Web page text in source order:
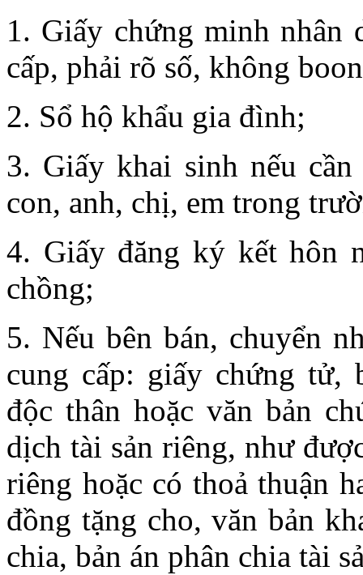
1. Giấy chứng minh nhân
cấp, phải rõ số, không
2. Sổ hộ khẩu gia đình;
3. Giấy khai sinh nếu
con, anh, chị, em trong
4. Giấy đăng ký kết hôn
chồng;
5. Nếu bên bán, chuyển
cung cấp: giấy chứng tử,
độc thân hoặc văn bản
dịch tài sản riêng, như
riêng hoặc có thoả thuận
đồng tặng cho, văn bản
chia, bản án phân chia tài